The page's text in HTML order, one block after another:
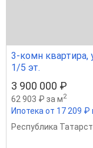
3-комн квартира,
1/5 эт.
3 900 000 ₽
62 903 ₽ за м2
Ипотека от 17 209 ₽
Республика